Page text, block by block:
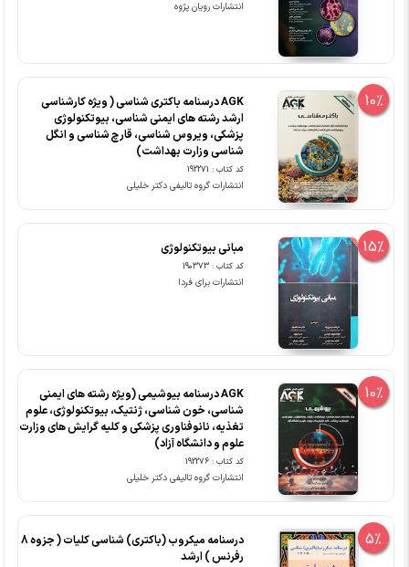
انتشارات رویان پژوه
10%
AGK درسنامه باکتری شناسی ( ویژه کارشناسی
ارشد رشته های ایمنی شناسی، بیوتکنولوژی
پزشکی، ویروس شناسی، قارچ شناسی و انگل
شناسی وزارت بهداشت)
کد کتاب : 192271
انتشارات گروه تالیفی دکتر خلیلی
15% مبانی بیوتکنولوژی
کد کتاب : 190373
انتشارات برای فردا
10%
AGK درسنامه بیوشیمی (ویژه رشته های ایمنی
شناسی، خون شناسی، ژنتیک، بیوتکنولوژی، علوم
تغذیه، نانوفناوری پزشکی و کلیه گرایش های وزارت
علوم و دانشگاه آزاد)
کد کتاب : 192276
انتشارات گروه تالیفی دکتر خلیلی
5%
درسنامه میکروب (باکتری) شناسی کلیات ( جزوه 8
رفرنس ) ارشد